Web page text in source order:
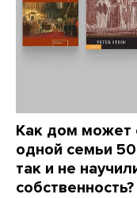
Как дом может
одной семьи
так и не
собственность?